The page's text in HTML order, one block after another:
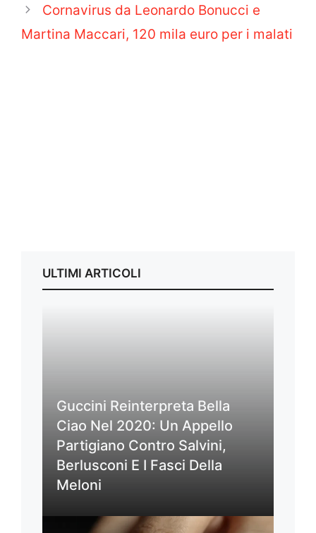
Cornavirus da Leonardo Bonucci e
Martina Maccari, 120 mila euro per i malati
ULTIMI ARTICOLI
Guccini Reinterpreta Bella
Ciao Nel 2020: Un Appello
Partigiano Contro Salvini,
Berlusconi E I Fasci Della
Meloni